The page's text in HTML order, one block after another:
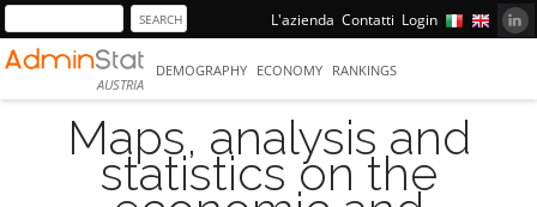
L'azienda Contatti Login
AUSTRIA
DEMOGRAPHY ECONOMY RANKINGS
Maps, analysis and
statistics on the